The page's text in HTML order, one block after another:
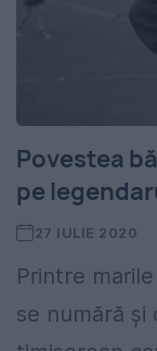
Povestea
pe
27 IULIE 2020
Printre
se numără și